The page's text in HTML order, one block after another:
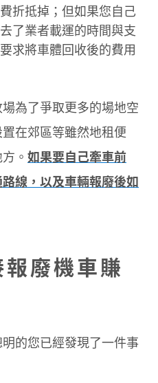
折抵掉；但如果您自己
了業者載運的時間與支
求將車體回收後的費用
為了爭取更多的場地空
在郊區等雖然地租便
。 如果要自己牽車前
線，以及車輛報廢後如
廢機車賺
的您已經發現了一件事